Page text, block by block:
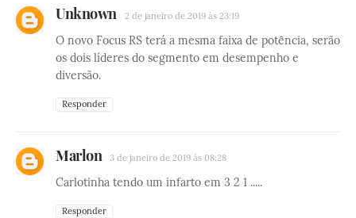
Unknown 2 de janeiro de 2019 às 23:19
O novo Focus RS terá a mesma faixa de potência, serão
os dois líderes do segmento em desempenho e
diversão.
Responder
Marlon 3 de janeiro de 2019 às 08:28
Carlotinha tendo um infarto em 3 2 1 .....
Responder